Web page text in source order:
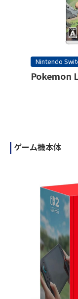
Nintendo
Pokemon
ゲーム機本体